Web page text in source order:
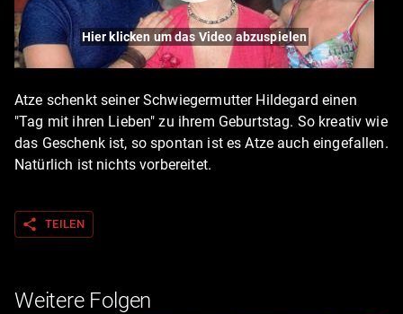
Hier klicken um das Video abzuspielen
Atze schenkt seiner Schwiegermutter Hildegard einen
"Tag mit ihren Lieben" zu ihrem Geburtstag. So kreativ wie
das Geschenk ist, so spontan ist es Atze auch eingefallen.
Natürlich ist nichts vorbereitet.
share TEILEN
Weitere Folgen